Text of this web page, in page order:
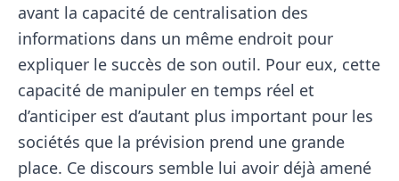
avant la capacité de centralisation des
informations dans un même endroit pour
expliquer le succès de son outil. Pour eux, cette
capacité de manipuler en temps réel et
d’anticiper est d’autant plus important pour les
sociétés que la prévision prend une grande
place. Ce discours semble lui avoir déjà amené